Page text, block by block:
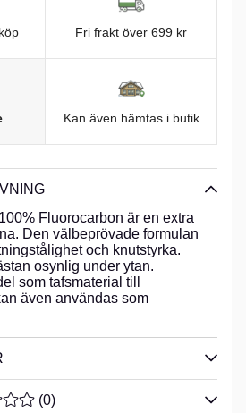
Fri frakt över 699 kr
Kan även hämtas i butik
Fluorocarbon är en extra
Den välbeprövade formulan
och knutstyrka.
osynlig under ytan.
som tafsmaterial till
även användas som
0 AV 5 ANTAL BETYG 0
(0)